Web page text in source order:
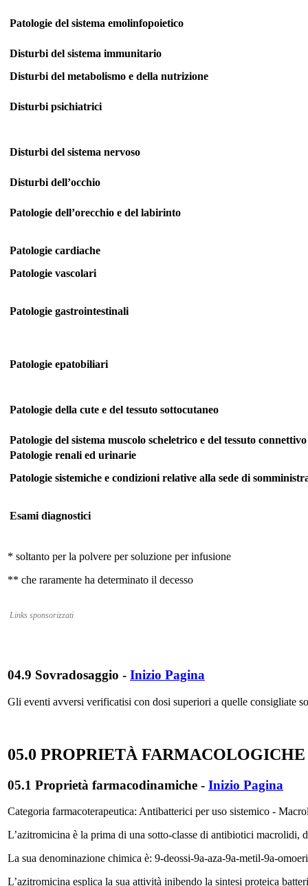
Patologie del sistema emolinfopoietico
Disturbi del sistema immunitario
Disturbi del metabolismo e della nutrizione
Disturbi psichiatrici
Disturbi del sistema nervoso
Disturbi dell’occhio
Patologie dell’orecchio e del labirinto
Patologie cardiache
Patologie vascolari
Patologie gastrointestinali
Patologie epatobiliari
Patologie della cute e del tessuto sottocutaneo
Patologie del sistema muscolo scheletrico e del tessuto connettivo
Patologie renali ed urinarie
Patologie sistemiche e condizioni relative alla sede di
Esami diagnostici
* soltanto per la polvere per soluzione per infusione
** che raramente ha determinato il decesso
Links sponsorizzati
04.9 Sovradosaggio - Inizio Pagina
Gli eventi avversi verificatisi con dosi superiori a quelle consigliate
05.0 PROPRIETÀ FARMACOLOGICHE
05.1 Proprietà farmacodinamiche - Inizio Pagina
Categoria farmacoterapeutica: Antibatterici per uso sistemico -
L’azitromicina è la prima di una sotto-classe di antibiotici macrolidi,
La sua denominazione chimica è: 9-deossi-9a-aza-9a-metil-9a-
L’azitromicina esplica la sua attività inibendo la sintesi proteica